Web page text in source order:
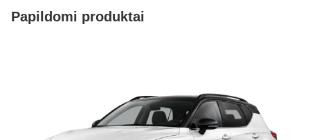
Papildomi produktai